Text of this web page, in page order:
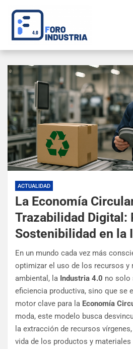
ACTUALIDAD
La Economía
Trazabilidad Digital:
Sostenibilidad en la
En un mundo cada vez más
optimizar el uso de los recursos y
ambiental, la Industria 4.0 no solo
eficiencia productiva, sino que se
motor clave para la Economía
moda, este modelo busca
la extracción de recursos
vida de los productos y